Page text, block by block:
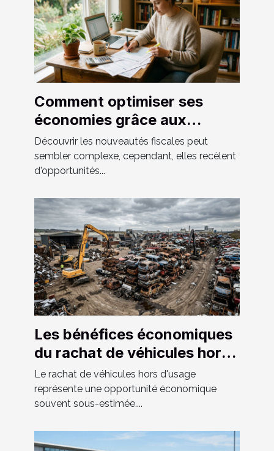
Comment optimiser ses
économies grâce aux
nouveautés fiscales ?
Découvrir les nouveautés fiscales peut
sembler complexe, cependant, elles recèlent
d'opportunités...
Les bénéfices économiques
du rachat de véhicules hors
d'usage
Le rachat de véhicules hors d'usage
représente une opportunité économique
souvent sous-estimée....